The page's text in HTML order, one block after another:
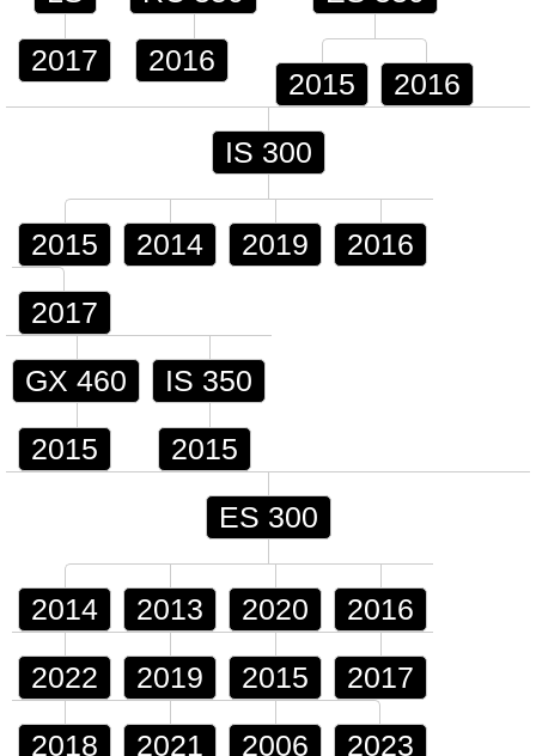
2017 2016
2015 2016
IS 300
2015 2014 2019 2016
2017
GX 460
2015
IS 350
2015
ES 300
2014 2013 2020 2016
2022 2019 2015 2017
2018 2021 2006 2023